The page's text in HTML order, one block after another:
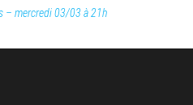
– mercredi 03/03 à 21h